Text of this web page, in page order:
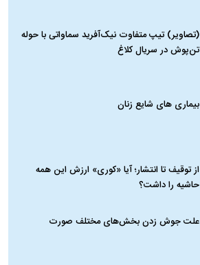
(تصاویر) تیپ متفاوت نیک‌آفرید سماواتی با حوله
تن‌پوش در سریال کلاغ
بیماری‌ های شایع زنان
از توقیف تا انتشار؛ آیا «کوری» ارزش این همه
حاشیه را داشت؟
علت جوش زدن بخش‌های مختلف صورت